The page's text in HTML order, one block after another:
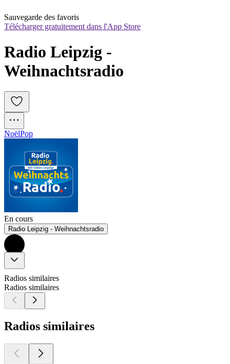
Sauvegarde des favoris
Télécharger gratuitement dans l'App Store
Radio Leipzig -
Weihnachtsradio
NoëlPop
En cours
Radio Leipzig - Weihnachtsradio
Radios similaires
Radios similaires
Radios similaires